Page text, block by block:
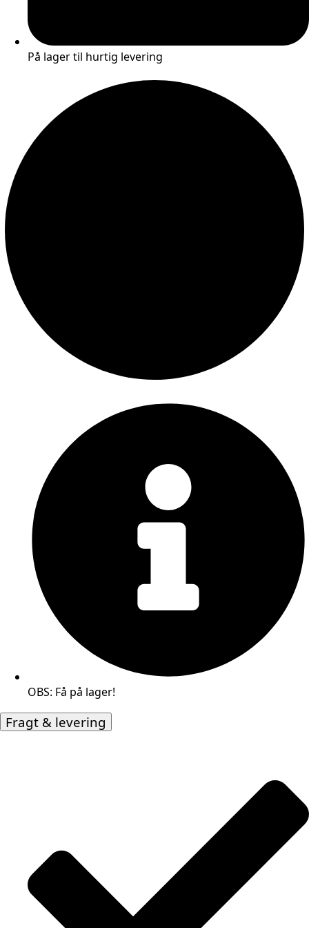
På lager til hurtig levering
OBS: Få på lager!
Fragt & levering